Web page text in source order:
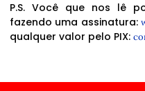
P.S. Você que nos lê
fazendo uma assinatura:
qualquer valor pelo PIX: